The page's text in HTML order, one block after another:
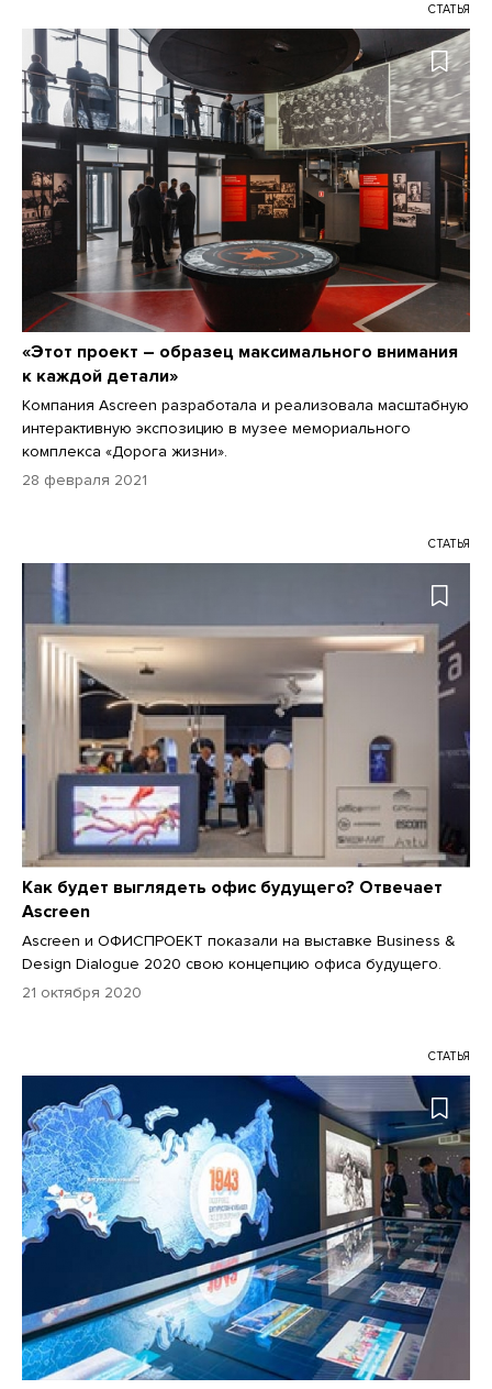
СТАТЬЯ
«Этот проект – образец максимального внимания
к каждой детали»
Компания Ascreen разработала и реализовала масштабную
интерактивную экспозицию в музее мемориального
комплекса «Дорога жизни».
28 февраля 2021
СТАТЬЯ
Как будет выглядеть офис будущего? Отвечает
Ascreen
Ascreen и ОФИСПРОЕКТ показали на выставке Business &
Design Dialogue 2020 свою концепцию офиса будущего.
21 октября 2020
СТАТЬЯ